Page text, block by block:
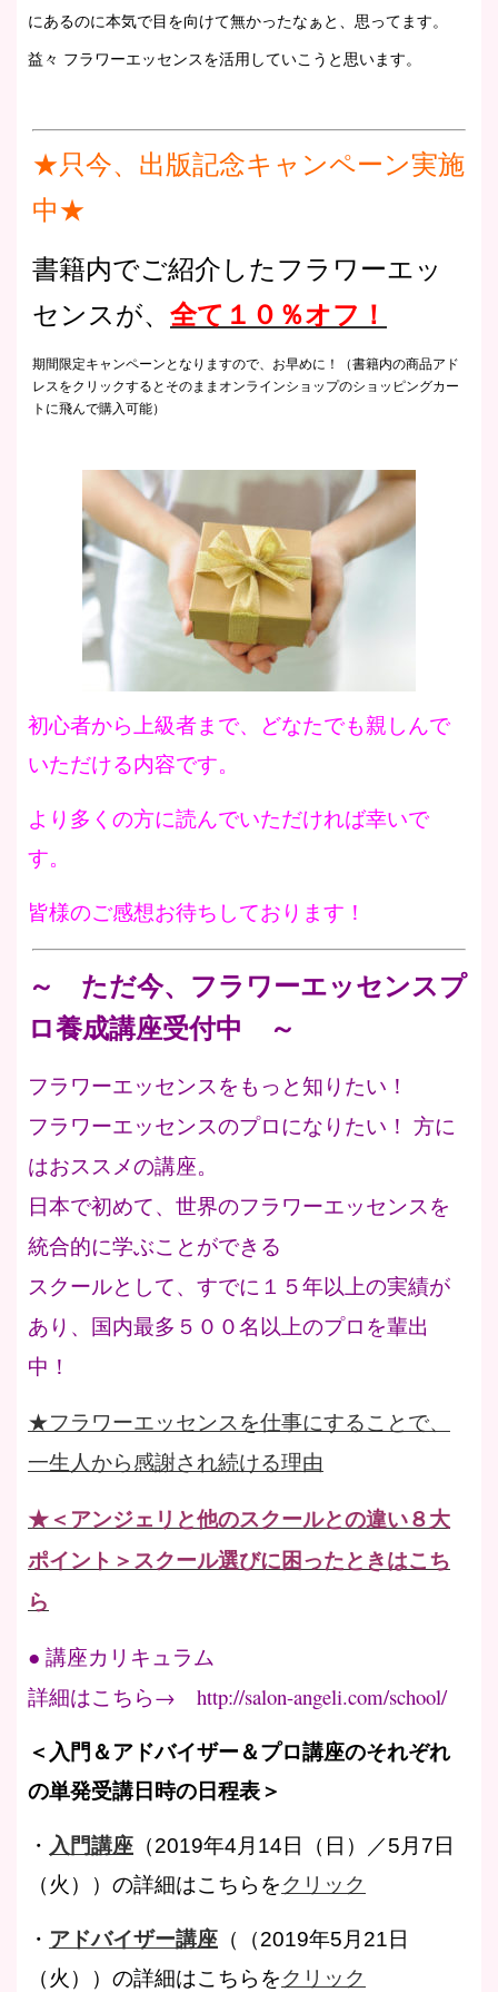
にあるのに本気で目を向けて無かったなぁと、思ってます。
益々 フラワーエッセンスを活用していこうと思います。
★只今、出版記念キャンペーン実施
中★
書籍内でご紹介したフラワーエッ
センスが、 全て１０％オフ！
期間限定キャンペーンとなりますので、お早めに！（書籍内の商品アド
レスをクリックするとそのままオンラインショップのショッピングカー
トに飛んで購入可能）
初心者から上級者まで、どなたでも親しんで
いただける内容です。
より多くの方に読んでいただければ幸いで
す。
皆様のご感想お待ちしております！
～ ただ今、フラワーエッセンスプ
ロ養成講座受付中 ～
フラワーエッセンスをもっと知りたい！
フラワーエッセンスのプロになりたい！ 方に
はおススメの講座。
日本で初めて、世界のフラワーエッセンスを
統合的に学ぶことができる
スクールとして、すでに１５年以上の実績が
あり、国内最多５００名以上のプロを輩出
中！
★フラワーエッセンスを仕事にすることで、
一生人から感謝され続ける理由
★＜アンジェリと他のスクールとの違い８大
ポイント＞スクール選びに困ったときはこち
ら
● 講座カリキュラム
詳細はこちら→ http://salon-angeli.com/school/
＜入門＆アドバイザー＆プロ講座のそれぞれ
の単発受講日時の日程表＞
・ 入門講座 （2019年4月14日（日）／5月7日
（火））の詳細はこちらをクリック
・ アドバイザー講座 （（2019年5月21日
（火））の詳細はこちらをクリック